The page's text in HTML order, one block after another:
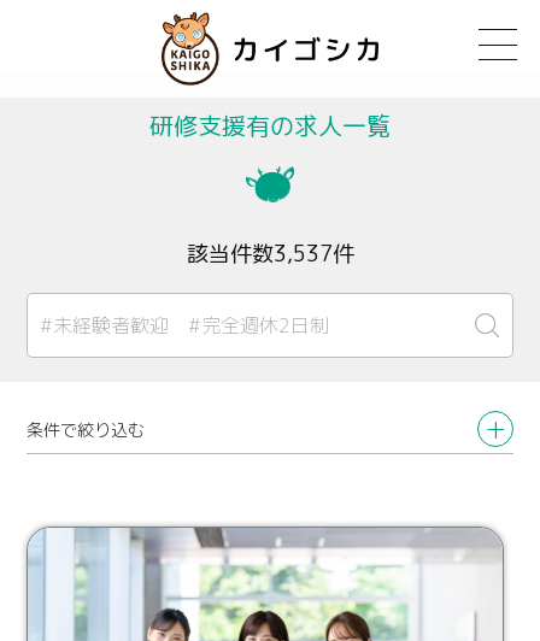
研修支援有の求人一覧
該当件数3,537件
条件で絞り込む